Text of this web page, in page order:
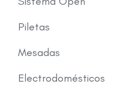
Piletas
Mesadas
Electrodomésticos